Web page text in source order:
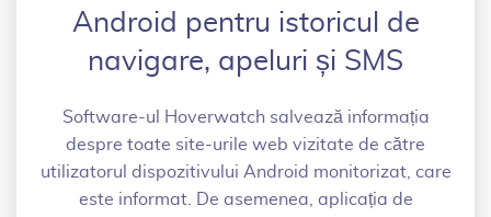
Android pentru istoricul de
navigare, apeluri și SMS
Software-ul Hoverwatch salvează informația
despre toate site-urile web vizitate de către
utilizatorul dispozitivului Android monitorizat, care
este informat. De asemenea, aplicația de